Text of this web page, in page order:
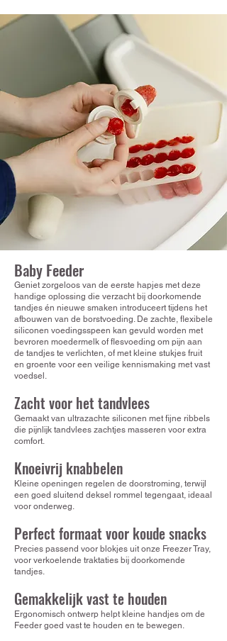
Baby Feeder
Geniet zorgeloos van de eerste hapjes met deze
handige oplossing die verzacht bij doorkomende
tandjes én nieuwe smaken introduceert tijdens het
afbouwen van de borstvoeding. De zachte, flexibele
siliconen voedingsspeen kan gevuld worden met
bevroren moedermelk of flesvoeding om pijn aan
de tandjes te verlichten, of met kleine stukjes fruit
en groente voor een veilige kennismaking met vast
voedsel.
Zacht voor het tandvlees
Gemaakt van ultrazachte siliconen met fijne ribbels
die pijnlijk tandvlees zachtjes masseren voor extra
comfort.
Knoeivrij knabbelen
Kleine openingen regelen de doorstroming, terwijl
een goed sluitend deksel rommel tegengaat, ideaal
voor onderweg.
Perfect formaat voor koude snacks
Precies passend voor blokjes uit onze Freezer Tray,
voor verkoelende traktaties bij doorkomende
tandjes.
Gemakkelijk vast te houden
Ergonomisch ontwerp helpt kleine handjes om de
Feeder goed vast te houden en te bewegen.